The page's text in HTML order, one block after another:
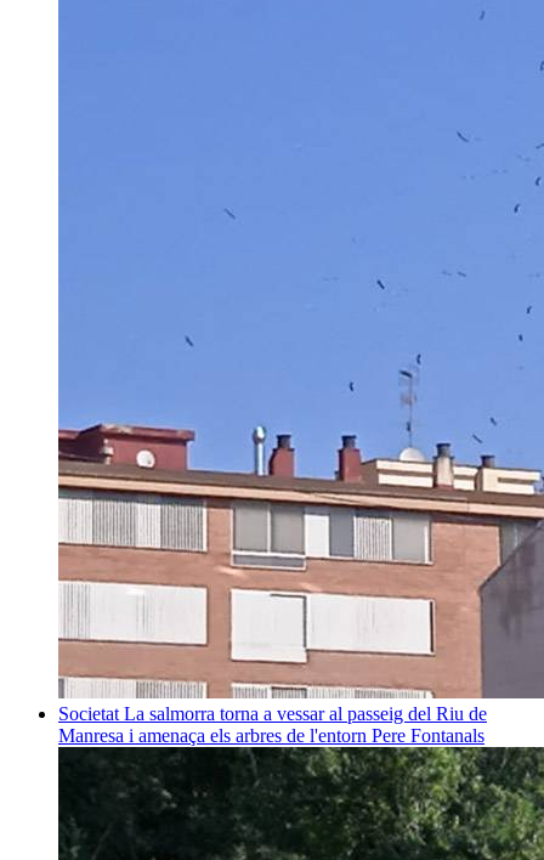
Societat La salmorra torna a vessar al passeig del Riu de
Manresa i amenaça els arbres de l'entorn Pere Fontanals